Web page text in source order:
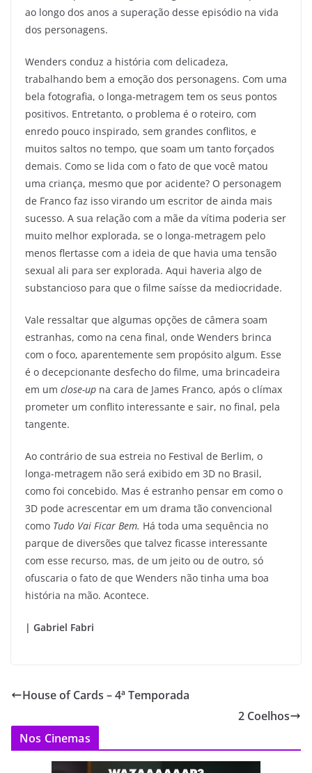
ao longo dos anos a superação desse episódio na vida
dos personagens.
Wenders conduz a história com delicadeza,
trabalhando bem a emoção dos personagens. Com uma
bela fotografia, o longa-metragem tem os seus pontos
positivos. Entretanto, o problema é o roteiro, com
enredo pouco inspirado, sem grandes conflitos, e
muitos saltos no tempo, que soam um tanto forçados
demais. Como se lida com o fato de que você matou
uma criança, mesmo que por acidente? O personagem
de Franco faz isso virando um escritor de ainda mais
sucesso. A sua relação com a mãe da vítima poderia ser
muito melhor explorada, se o longa-metragem pelo
menos flertasse com a ideia de que havia uma tensão
sexual ali para ser explorada. Aqui haveria algo de
substancioso para que o filme saísse da mediocridade.
Vale ressaltar que algumas opções de câmera soam
estranhas, como na cena final, onde Wenders brinca
com o foco, aparentemente sem propósito algum. Esse
é o decepcionante desfecho do filme, uma brincadeira
em um close-up na cara de James Franco, após o clímax
prometer um conflito interessante e sair, no final, pela
tangente.
Ao contrário de sua estreia no Festival de Berlim, o
longa-metragem não será exibido em 3D no Brasil,
como foi concebido. Mas é estranho pensar em como o
3D pode acrescentar em um drama tão convencional
como Tudo Vai Ficar Bem. Há toda uma sequência no
parque de diversões que talvez ficasse interessante
com esse recurso, mas, de um jeito ou de outro, só
ofuscaria o fato de que Wenders não tinha uma boa
história na mão. Acontece.
| Gabriel Fabri
House of Cards – 4ª Temporada
2 Coelhos
Nos Cinemas